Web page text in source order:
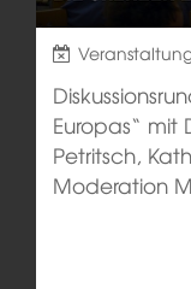
Europas“ mit
Petritsch,
Moderation